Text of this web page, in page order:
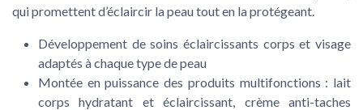
qui promettent d’éclaircir la peau tout en la protégeant.
Développement de soins éclaircissants corps et visage
adaptés à chaque type de peau
Montée en puissance des produits multifonctions : lait
corps hydratant et éclaircissant, crème anti-taches